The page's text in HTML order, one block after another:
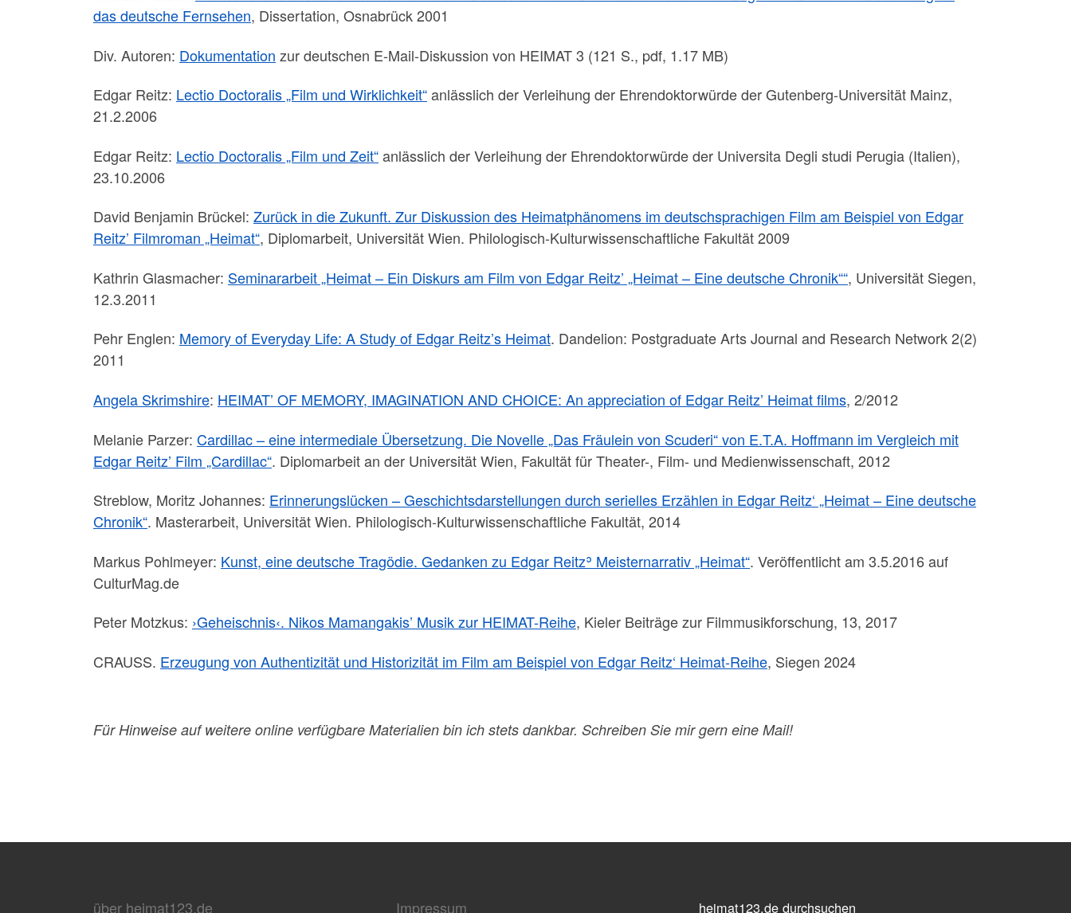
das deutsche Fernsehen, Dissertation, Osnabrück 2001
Div. Autoren: Dokumentation zur deutschen E-Mail-Diskussion von HEIMAT 3 (121 S., pdf, 1.17 MB)
Edgar Reitz: Lectio Doctoralis „Film und Wirklichkeit“anlässlich der Verleihung der Ehrendoktorwürde der Gutenberg-Universität Mainz,
21.2.2006
Edgar Reitz: Lectio Doctoralis „Film und Zeit“anlässlich der Verleihung der Ehrendoktorwürde der Universita Degli studi Perugia (Italien),
23.10.2006
David Benjamin Brückel: Zurück in die Zukunft. Zur Diskussion des Heimatphänomens im deutschsprachigen Film am Beispiel von Edgar
Reitz’ Filmroman „Heimat“, Diplomarbeit, Universität Wien. Philologisch-Kulturwissenschaftliche Fakultät 2009
Kathrin Glasmacher: Seminararbeit „Heimat – Ein Diskurs am Film von Edgar Reitz’ „Heimat – Eine deutsche Chronik““, Universität Siegen,
12.3.2011
Pehr Englen: Memory of Everyday Life: A Study of Edgar Reitz’s Heimat. Dandelion: Postgraduate Arts Journal and Research Network 2(2)
2011
Angela Skrimshire: HEIMAT’ OF MEMORY, IMAGINATION AND CHOICE: An appreciation of Edgar Reitz’ Heimat films, 2/2012
Melanie Parzer: Cardillac – eine intermediale Übersetzung. Die Novelle „Das Fräulein von Scuderi“ von E.T.A. Hoffmann im Vergleich mit
Edgar Reitz’ Film „Cardillac“. Diplomarbeit an der Universität Wien, Fakultät für Theater-, Film- und Medienwissenschaft, 2012
Streblow, Moritz Johannes: Erinnerungslücken – Geschichtsdarstellungen durch serielles Erzählen in Edgar Reitz‘ „Heimat – Eine deutsche
Chronik“. Masterarbeit, Universität Wien. Philologisch-Kulturwissenschaftliche Fakultät, 2014
Markus Pohlmeyer: Kunst, eine deutsche Tragödie. Gedanken zu Edgar Reitzʾ Meisternarrativ „Heimat“. Veröffentlicht am 3.5.2016 auf
CulturMag.de
Peter Motzkus: ›Geheischnis‹. Nikos Mamangakis’ Musik zur HEIMAT-Reihe, Kieler Beiträge zur Filmmusikforschung, 13, 2017
CRAUSS. Erzeugung von Authentizität und Historizität im Film am Beispiel von Edgar Reitz‘ Heimat-Reihe, Siegen 2024
Für Hinweise auf weitere online verfügbare Materialien bin ich stets dankbar. Schreiben Sie mir gern eine Mail!
über heimat123.de Impressum heimat123.de durchsuchen